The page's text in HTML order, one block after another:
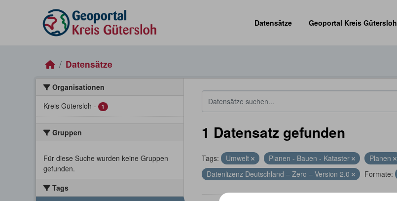
Datensätze
Geoportal Kreis Gütersloh
Datensätze
Organisationen
Kreis Gütersloh - 1
Gruppen
Für diese Suche wurden keine Gruppen
gefunden.
Tags
1 Datensatz gefunden
Tags: Umwelt Planen - Bauen - Kataster Planen
Datenlizenz Deutschland – Zero – Version 2.0
Formate: